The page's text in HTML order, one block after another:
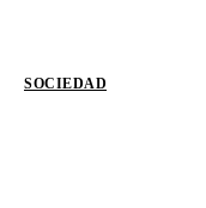
SOCIEDAD